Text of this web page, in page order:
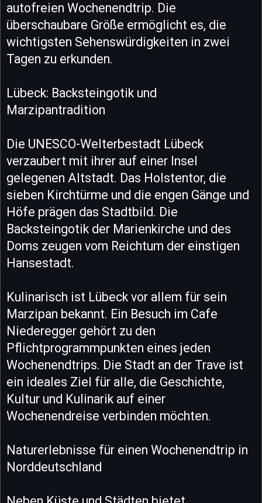
autofreien Wochenendtrip. Die
überschaubare Größe ermöglicht es, die
wichtigsten Sehenswürdigkeiten in zwei
Tagen zu erkunden.
Lübeck: Backsteingotik und
Marzipantradition
Die UNESCO-Welterbestadt Lübeck
verzaubert mit ihrer auf einer Insel
gelegenen Altstadt. Das Holstentor, die
sieben Kirchtürme und die engen Gänge und
Höfe prägen das Stadtbild. Die
Backsteingotik der Marienkirche und des
Doms zeugen vom Reichtum der einstigen
Hansestadt.
Kulinarisch ist Lübeck vor allem für sein
Marzipan bekannt. Ein Besuch im Cafe
Niederegger gehört zu den
Pflichtprogrammpunkten eines jeden
Wochenendtrips. Die Stadt an der Trave ist
ein ideales Ziel für alle, die Geschichte,
Kultur und Kulinarik auf einer
Wochenendreise verbinden möchten.
Naturerlebnisse für einen Wochenendtrip in
Norddeutschland